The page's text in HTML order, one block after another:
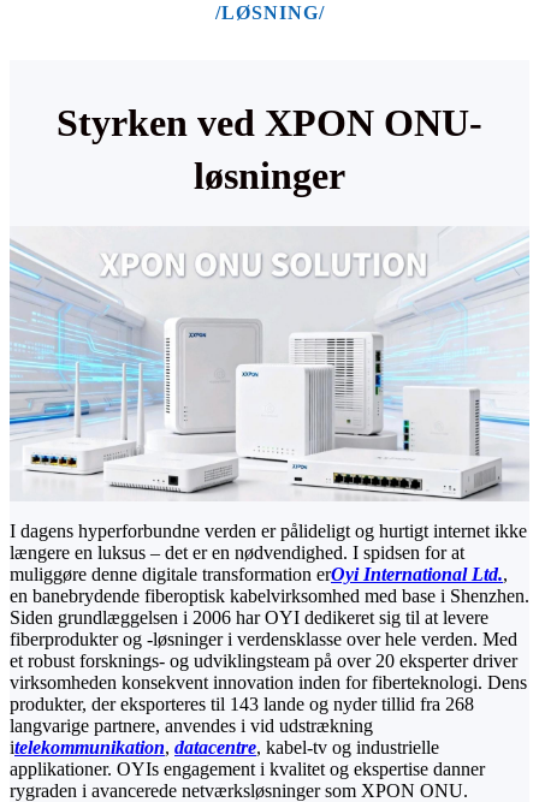
/LØSNING/
Styrken ved XPON ONU-
løsninger
I dagens hyperforbundne verden er pålideligt og hurtigt internet ikke
længere en luksus – det er en nødvendighed. I spidsen for at
muliggøre denne digitale transformation erOyi International Ltd.,
en banebrydende fiberoptisk kabelvirksomhed med base i Shenzhen.
Siden grundlæggelsen i 2006 har OYI dedikeret sig til at levere
fiberprodukter og -løsninger i verdensklasse over hele verden. Med
et robust forsknings- og udviklingsteam på over 20 eksperter driver
virksomheden konsekvent innovation inden for fiberteknologi. Dens
produkter, der eksporteres til 143 lande og nyder tillid fra 268
langvarige partnere, anvendes i vid udstrækning
itelekommunikation, datacentre, kabel-tv og industrielle
applikationer. OYIs engagement i kvalitet og ekspertise danner
rygraden i avancerede netværksløsninger som XPON ONU.